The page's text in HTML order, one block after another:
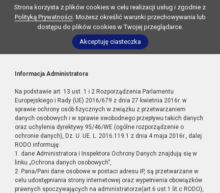
Strona korzysta z plików cookies w celu realizacji usług i zgodnie z
Polityką Prywatności. Możesz określić warunki przechowywania lub
dostępu do plików cookies w Twojej przeglądarce.
Akceptuję ciasteczka
Informacja Administratora
Na podstawie art. 13 ust. 1 i 2 Rozporządzenia Parlamentu
Europejskiego i Rady (UE) 2016/679 z dnia 27 kwietnia 2016r. w
sprawie ochrony osób fizycznych w związku z przetwarzaniem
danych osobowych i w sprawie swobodnego przepływu takich danych
oraz uchylenia dyrektywy 95/46/WE (ogólne rozporządzenie o
ochronie danych), Dz. U. UE. L. 2016.119.1 z dnia 4 maja 2016r., dalej
RODO informuję:
1. dane Administratora i Inspektora Ochrony Danych znajdują się w
linku „Ochrona danych osobowych”,
2. Pana/Pani dane osobowe w postaci adresu IP, są przetwarzane w
celu udostępniania strony internetowej oraz wypełnienia obowiązków
prawnych spoczywających na administratorze(art.6 ust.1 lit.c RODO),